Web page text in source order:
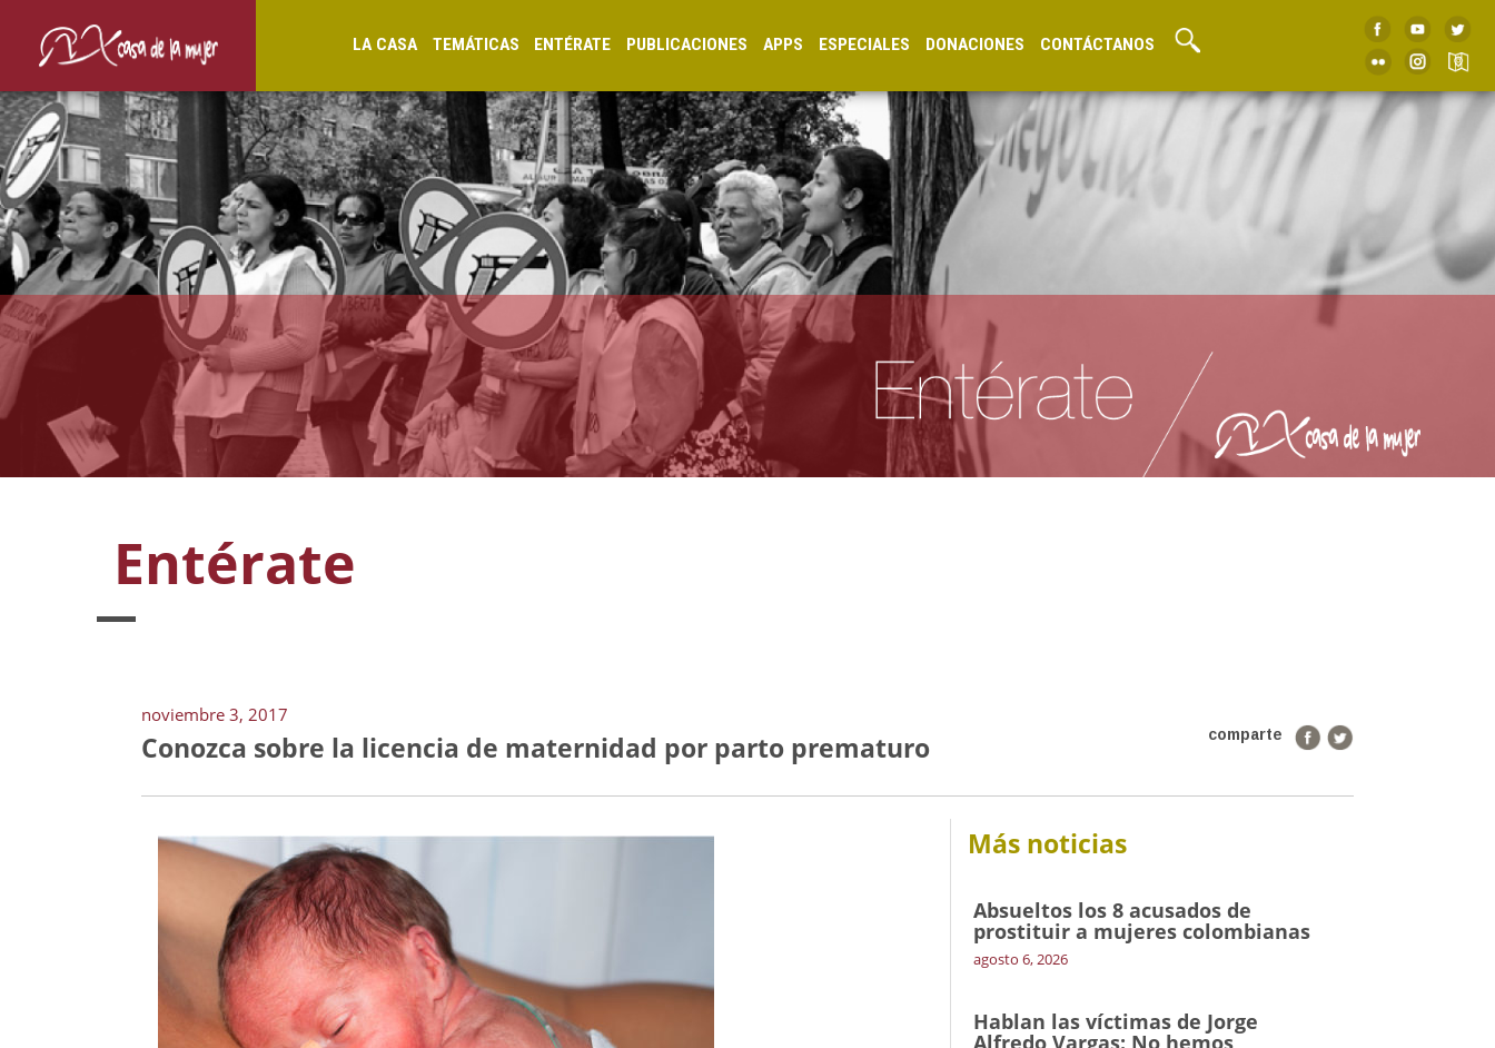
LA CASA TEMÁTICAS ENTÉRATE PUBLICACIONES APPS ESPECIALES DONACIONES CONTÁCTANOS
Entérate
noviembre 3, 2017
comparte
Conozca sobre la licencia de maternidad por parto prematuro
Más noticias
Absueltos los 8 acusados de
prostituir a mujeres colombianas
agosto 6, 2026
Hablan las víctimas de Jorge
Alfredo Vargas: No hemos